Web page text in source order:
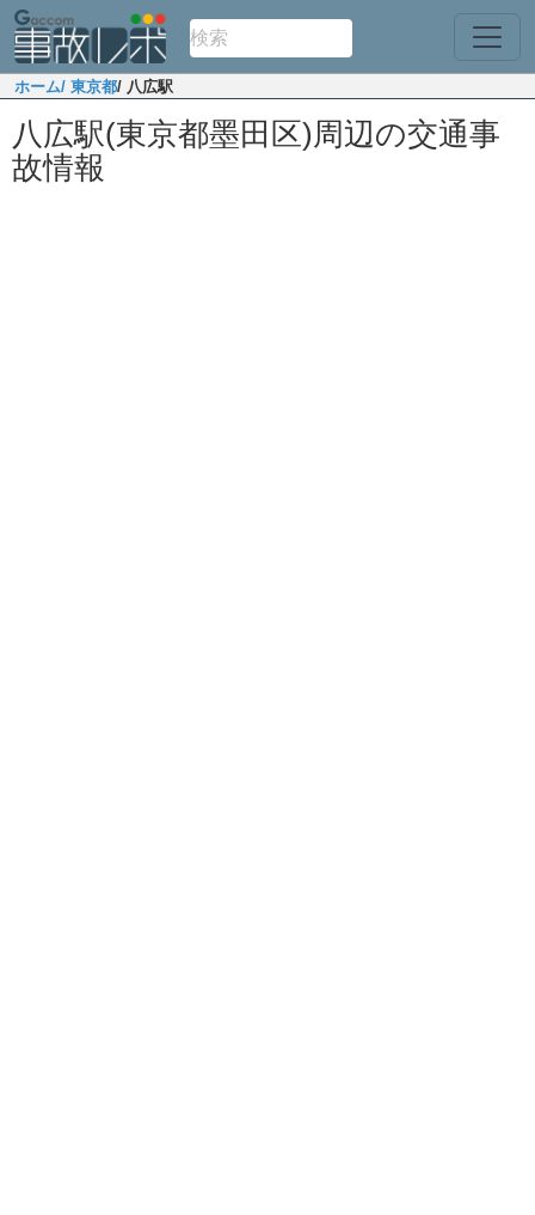
ホーム/ 東京都/ 八広駅
八広駅(東京都墨田区)周辺の交通事
故情報